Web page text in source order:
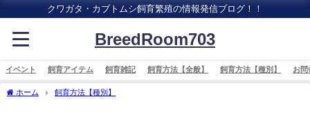
クワガタ・カブトムシ飼育繁殖の情報発信ブログ！！
BreedRoom703
イベント 飼育アイテム 飼育雑記 飼育方法【全般】 飼育方法【種別】 お問
ホーム 飼育方法【種別】